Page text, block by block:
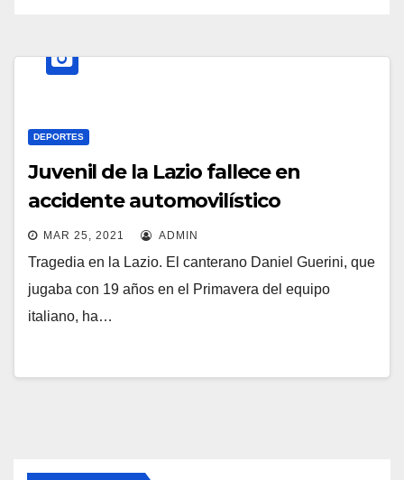
DEPORTES
Juvenil de la Lazio fallece en
accidente automovilístico
MAR 25, 2021 ADMIN
Tragedia en la Lazio. El canterano Daniel Guerini, que
jugaba con 19 años en el Primavera del equipo
italiano, ha…